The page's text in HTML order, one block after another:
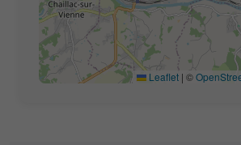
Leaflet | ©